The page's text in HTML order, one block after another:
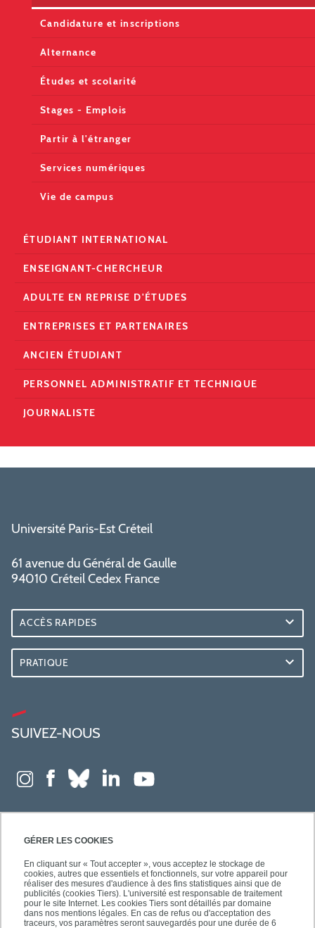
GÉRER LES COOKIES
En cliquant sur « Tout accepter », vous acceptez le stockage de
cookies, autres que essentiels et fonctionnels, sur votre appareil pour
réaliser des mesures d'audience à des fins statistiques ainsi que de
publicités (cookies Tiers). L'université est responsable de traitement
pour le site Internet. Les cookies Tiers sont détaillés par domaine
dans nos mentions légales. En cas de refus ou d'acceptation des
traceurs, vos paramètres seront sauvegardés pour une durée de 6
Candidature et inscriptions
Alternance
Études et scolarité
Stages - Emplois
Partir à l'étranger
Services numériques
Vie de campus
ÉTUDIANT INTERNATIONAL
ENSEIGNANT-CHERCHEUR
ADULTE EN REPRISE D'ÉTUDES
ENTREPRISES ET PARTENAIRES
ANCIEN ÉTUDIANT
PERSONNEL ADMINISTRATIF ET TECHNIQUE
JOURNALISTE
Université Paris-Est Créteil
61 avenue du Général de Gaulle
94010 Créteil Cedex France
ACCÈS RAPIDES
PRATIQUE
SUIVEZ-NOUS